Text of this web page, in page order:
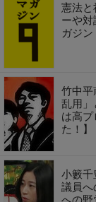
憲法と
ーや
ガジン
竹中平
乱用」
は高
た！】
小籔千
議員へ
への野